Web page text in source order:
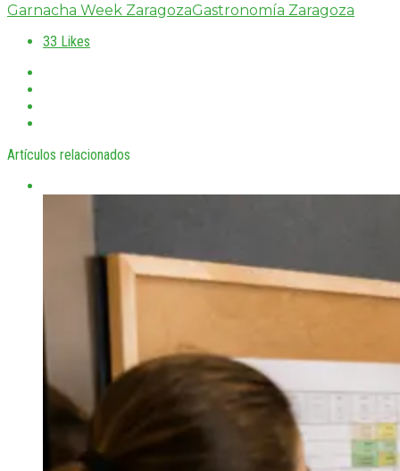
Garnacha Week ZaragozaGastronomía Zaragoza
33 Likes
Artículos relacionados